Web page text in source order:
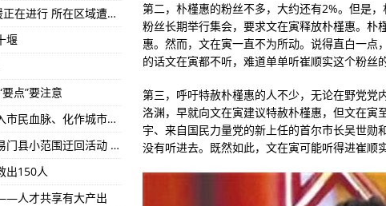
·兰海高速丨一起来看西部陆海新通道重要枢纽
大招：除省会外，全面取消落户限制！
朴槿惠，文在寅会听吗？
买新战舰了，外形科幻却战五渣，性价比远不如056
，作战半径仅700公里，不适合参与东北亚空战
护航编队在亚丁湾分航
水+10级风！山东5市局部暴雨，今夜到达
病例的密接者到河北辛集，现紧急查找密切接触者
第二，朴槿惠的粉丝不多，大约还有2%。但是
粉丝长期举行集会，要求文在寅释放朴槿惠。
惠。然而，文在寅一直不为所动。说得直白一
的话文在寅都不听，难道单单听崔顺实这个粉丝
第三，呼吁特赦朴槿惠的人不少，无论在野党
洛渊，早就向文在寅建议特赦朴槿惠，但文在
宇、来自国民力量党的新上任的首尔市长吴世
没有听进去。既然如此，文在寅可能听得进崔顺
山西代县“6·10”透水事故救援正在进行 所在区域遭遇强降雨
堰
点”要注意
江苏徐州把良好道德风尚融入市民血脉、化作城市基因
云南北迁象群持续在玉溪市易门县小范围迂回活动 人象生活空间重叠问题怎样破解？
出150人
人才共享有大产出